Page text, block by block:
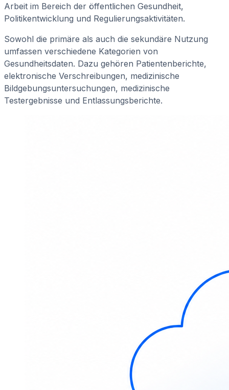
Arbeit im Bereich der öffentlichen Gesundheit,
Politikentwicklung und Regulierungsaktivitäten.
Sowohl die primäre als auch die sekundäre Nutzung
umfassen verschiedene Kategorien von
Gesundheitsdaten. Dazu gehören Patientenberichte,
elektronische Verschreibungen, medizinische
Bildgebungsuntersuchungen, medizinische
Testergebnisse und Entlassungsberichte.